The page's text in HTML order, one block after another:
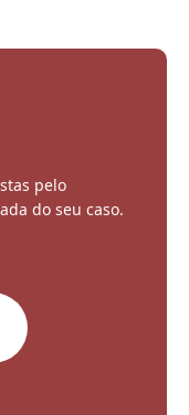
pelo
do seu caso.